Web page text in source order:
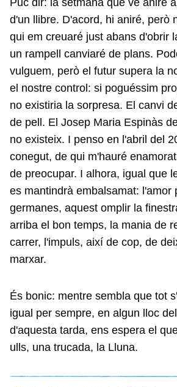
Puc dir: la setmana que ve aniré
d'un llibre. D'acord, hi aniré, però
qui em creuaré just abans d'obrir
un rampell canviaré de plans.
vulguem, però el futur supera la
el nostre control: si poguéssim
no existiria la sorpresa. El canvi
de pell. El Josep Maria Espinàs
no existeix. I penso en l'abril del
conegut, de qui m'hauré
de preocupar. I alhora, igual que
es mantindrà embalsamat: l'amor
germanes, aquest omplir la
arriba el bon temps, la mania de
carrer, l'impuls, així de cop, de
marxar.
És bonic: mentre sembla que tot
igual per sempre, en algun lloc
d'aquesta tarda, ens espera el
ulls, una trucada, la Lluna.